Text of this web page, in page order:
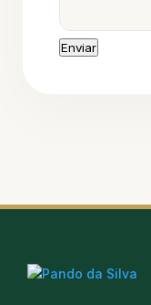
Enviar